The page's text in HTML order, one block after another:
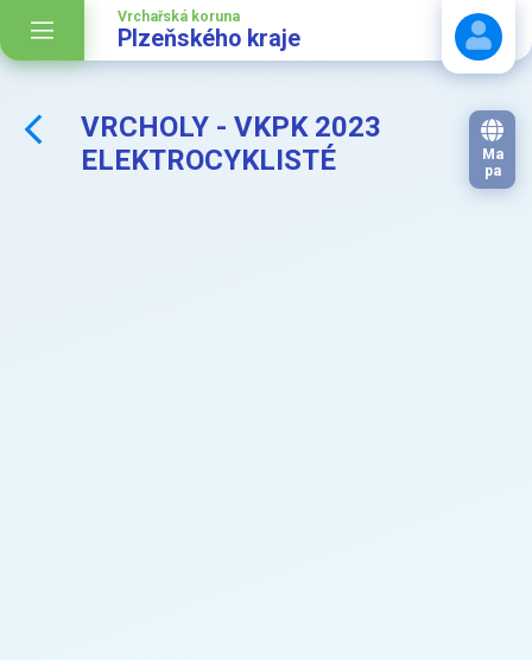
Vrchařská koruna
Plzeňského kraje
Stáhnout návod
VRCHOLY - VKPK 2023
ELEKTROCYKLISTÉ
Ma
pa